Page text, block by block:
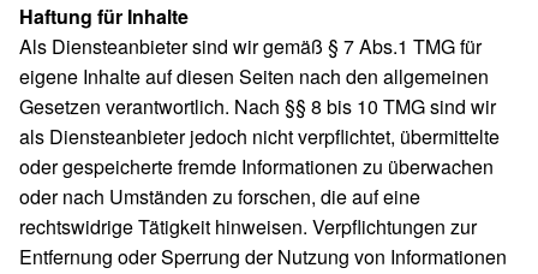
Haftung für Inhalte
Als Diensteanbieter sind wir gemäß § 7 Abs.1 TMG für
eigene Inhalte auf diesen Seiten nach den allgemeinen
Gesetzen verantwortlich. Nach §§ 8 bis 10 TMG sind wir
als Diensteanbieter jedoch nicht verpflichtet, übermittelte
oder gespeicherte fremde Informationen zu überwachen
oder nach Umständen zu forschen, die auf eine
rechtswidrige Tätigkeit hinweisen. Verpflichtungen zur
Entfernung oder Sperrung der Nutzung von Informationen